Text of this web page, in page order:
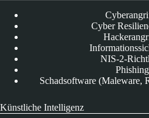
Cyber
NIS-2-
Phishing
Schadsoftware (Maleware,
Künstliche Intelligenz